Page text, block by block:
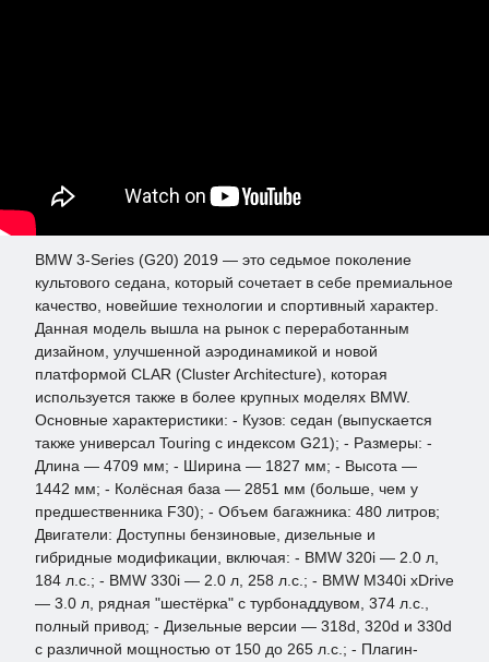
BMW 3-Series (G20) 2019 — это седьмое поколение
культового седана, который сочетает в себе премиальное
качество, новейшие технологии и спортивный характер.
Данная модель вышла на рынок с переработанным
дизайном, улучшенной аэродинамикой и новой
платформой CLAR (Cluster Architecture), которая
используется также в более крупных моделях BMW.
Основные характеристики: - Кузов: седан (выпускается
также универсал Touring с индексом G21); - Размеры: -
Длина — 4709 мм; - Ширина — 1827 мм; - Высота —
1442 мм; - Колёсная база — 2851 мм (больше, чем у
предшественника F30); - Объем багажника: 480 литров;
Двигатели: Доступны бензиновые, дизельные и
гибридные модификации, включая: - BMW 320i — 2.0 л,
184 л.с.; - BMW 330i — 2.0 л, 258 л.с.; - BMW M340i xDrive
— 3.0 л, рядная "шестёрка" с турбонаддувом, 374 л.с.,
полный привод; - Дизельные версии — 318d, 320d и 330d
с различной мощностью от 150 до 265 л.с.; - Плагин-